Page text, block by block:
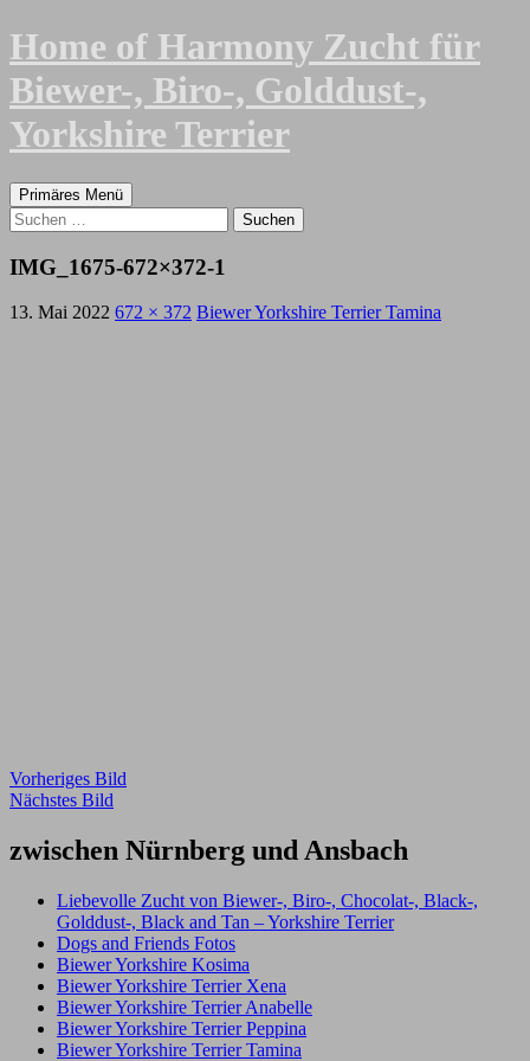
Zum
Inhalt
springen
Home of Harmony Zucht für
Biewer-, Biro-, Golddust-,
Yorkshire Terrier
Suchen
Primäres Menü
Suchen
nach:
IMG_1675-672×372-1
13. Mai 2022 672 × 372 Biewer Yorkshire Terrier Tamina
Vorheriges Bild
Nächstes Bild
zwischen Nürnberg und Ansbach
Liebevolle Zucht von Biewer-, Biro-, Chocolat-, Black-,
Golddust-, Black and Tan – Yorkshire Terrier
Dogs and Friends Fotos
Biewer Yorkshire Kosima
Biewer Yorkshire Terrier Xena
Biewer Yorkshire Terrier Anabelle
Biewer Yorkshire Terrier Peppina
Biewer Yorkshire Terrier Tamina